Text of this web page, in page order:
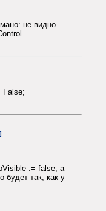
не видно
False;
:= false, а
будет так, как у